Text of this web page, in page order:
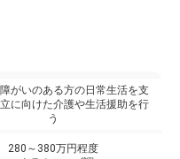
がいのある方の日常生活を支
に向けた介護や生活援助を行
う
280～380万円程度